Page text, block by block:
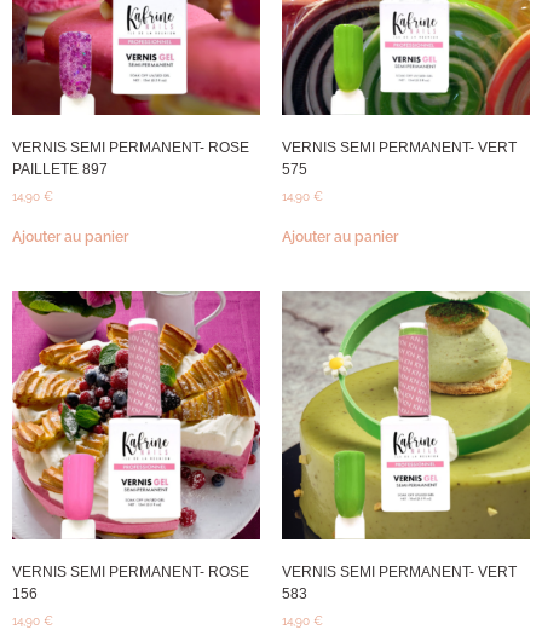
VERNIS SEMI PERMANENT- ROSE
PAILLETE 897
14,90 €
Ajouter au panier
VERNIS SEMI PERMANENT- VERT
575
14,90 €
Ajouter au panier
VERNIS SEMI PERMANENT- ROSE
156
14,90 €
VERNIS SEMI PERMANENT- VERT
583
14,90 €